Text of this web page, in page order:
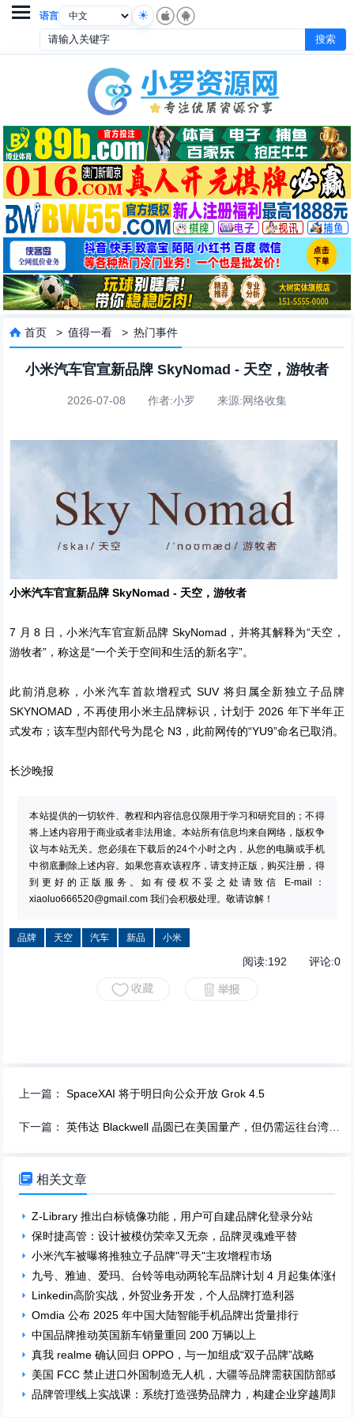
语言

 首页 >值得一看 >热门事件
小米汽车官宣新品牌 SkyNomad - 天空，游牧者
2026-07-08 作者:小罗 来源:网络收集
小米汽车官宣新品牌 SkyNomad - 天空，游牧者
7 月 8 日，小米汽车官宣新品牌 SkyNomad，并将其解释为“天空，
游牧者”，称这是“一个关于空间和生活的新名字”。
此前消息称，小米汽车首款增程式 SUV 将归属全新独立子品牌
SKYNOMAD，不再使用小米主品牌标识，计划于 2026 年下半年正
式发布；该车型内部代号为昆仑 N3，此前网传的“YU9”命名已取消。
长沙晚报
本站提供的一切软件、教程和内容信息仅限用于学习和研究目的；不得
将上述内容用于商业或者非法用途。本站所有信息均来自网络，版权争
议与本站无关。您必须在下载后的24个小时之内，从您的电脑或手机
中彻底删除上述内容。如果您喜欢该程序，请支持正版，购买注册，得
到更好的正版服务。如有侵权不妥之处请致信 E-mail：
xiaoluo666520@gmail.com 我们会积极处理。敬请谅解！
品牌 天空 汽车 新品 小米
阅读:192 评论:0
上一篇：SpaceXAI 将于明日向公众开放 Grok 4.5
下一篇：英伟达 Blackwell 晶圆已在美国量产，但仍需运往台湾完成先进封装
 相关文章
Z-Library 推出白标镜像功能，用户可自建品牌化登录分站
保时捷高管：设计被模仿荣幸又无奈，品牌灵魂难平替
小米汽车被曝将推独立子品牌"寻天"主攻增程市场
九号、雅迪、爱玛、台铃等电动两轮车品牌计划 4 月起集体涨价
Linkedin高阶实战，外贸业务开发，个人品牌打造利器
Omdia 公布 2025 年中国大陆智能手机品牌出货量排行
中国品牌推动英国新车销量重回 200 万辆以上
真我 realme 确认回归 OPPO，与一加组成“双子品牌”战略
美国 FCC 禁止进口外国制造无人机，大疆等品牌需获国防部或国
品牌管理线上实战课：系统打造强势品牌力，构建企业穿越周期